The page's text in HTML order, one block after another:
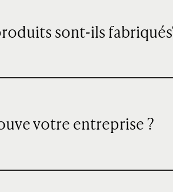
sont-ils
votre entreprise ?